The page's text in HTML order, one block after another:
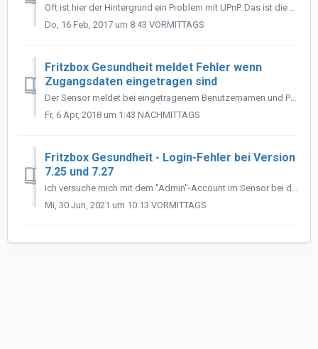
Oft ist hier der Hintergrund ein Problem mit UPnP. Das ist die einzige Schnittstelle, die AVM für Ihre FritzBox anbietet für ein Monitoring. Bekannt sind vo...
Do, 16 Feb, 2017 um 8:43 VORMITTAGS
Fritzbox Gesundheit meldet Fehler wenn
Zugangsdaten eingetragen sind
Der Sensor meldet bei eingetragenem Benutzernamen und Passwort einen UPnP und Verbindungsfehler: Lösung: Prüfen Sie bitte, ob Ihre Fritzbox den Zug...
Fr, 6 Apr, 2018 um 1:43 NACHMITTAGS
Fritzbox Gesundheit - Login-Fehler bei Version
7.25 und 7.27
Ich versuche mich mit dem "Admin"-Account im Sensor bei der Fritzbox einzuloggen, allerdings funktioniert das nicht. Was kann ich tun? Es handelt ...
Mi, 30 Jun, 2021 um 10:13 VORMITTAGS